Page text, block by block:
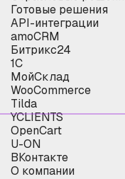
Готовые решения
API-интеграции
amoCRM
Битрикс24
1С
МойСклад
WooCommerce
Tilda
YCLIENTS
OpenCart
U-ON
ВКонтакте
О компании